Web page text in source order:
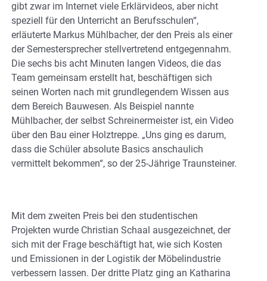
gibt zwar im Internet viele Erklärvideos, aber nicht
speziell für den Unterricht an Berufsschulen“,
erläuterte Markus Mühlbacher, der den Preis als einer
der Semestersprecher stellvertretend entgegennahm.
Die sechs bis acht Minuten langen Videos, die das
Team gemeinsam erstellt hat, beschäftigen sich
seinen Worten nach mit grundlegendem Wissen aus
dem Bereich Bauwesen. Als Beispiel nannte
Mühlbacher, der selbst Schreinermeister ist, ein Video
über den Bau einer Holztreppe. „Uns ging es darum,
dass die Schüler absolute Basics anschaulich
vermittelt bekommen“, so der 25-Jährige Traunsteiner.
Mit dem zweiten Preis bei den studentischen
Projekten wurde Christian Schaal ausgezeichnet, der
sich mit der Frage beschäftigt hat, wie sich Kosten
und Emissionen in der Logistik der Möbelindustrie
verbessern lassen. Der dritte Platz ging an Katharina